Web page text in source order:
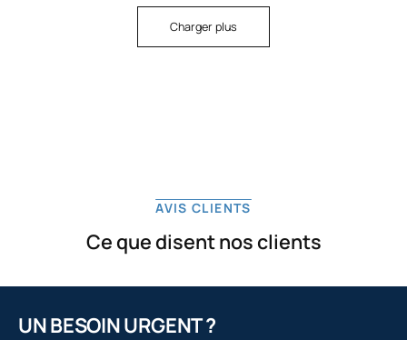
Charger plus
AVIS CLIENTS
Ce que disent nos clients
UN BESOIN URGENT ?